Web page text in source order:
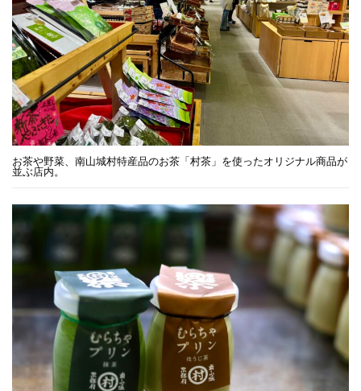
お茶や野菜、南山城村特産品のお茶「村茶」を使ったオリジナル商品が
並ぶ店内。